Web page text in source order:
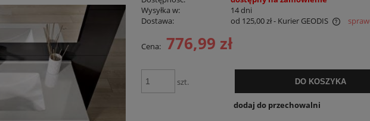
Wysyłka w:
14 dni
Dostawa:
od 125,00 zł- Kurier GEODIS
Cena nie zawiera ewentualnych kosztów
Cena: 776,99 zł
szt. DO KOSZYKA
dodaj do przechowalni